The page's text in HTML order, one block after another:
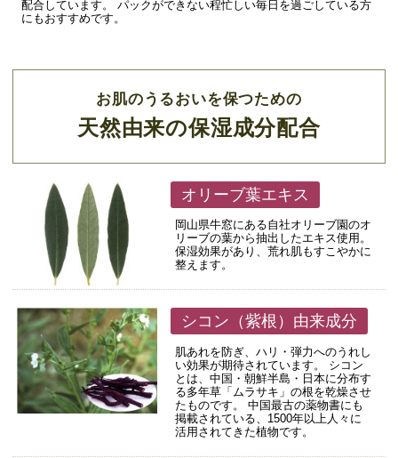
配合しています。 パックができない程忙しい毎日を過ごしている方
にもおすすめです。
お肌のうるおいを保つための
天然由来の保湿成分配合
オリーブ葉エキス
岡山県牛窓にある自社オリーブ園のオ
リーブの葉から抽出したエキス使用。
保湿効果があり、荒れ肌もすこやかに
整えます。
シコン（紫根）由来成分
肌あれを防ぎ、ハリ・弾力へのうれし
い効果が期待されています。 シコン
とは、中国・朝鮮半島・日本に分布す
る多年草「ムラサキ」の根を乾燥させ
たものです。 中国最古の薬物書にも
掲載されている、1500年以上人々に
活用されてきた植物です。